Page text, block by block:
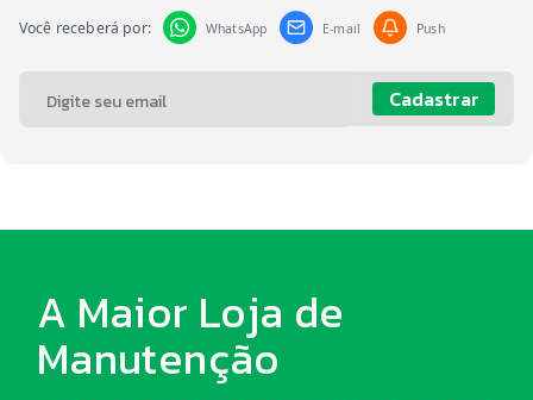
Você receberá por: WhatsApp E-mail Push
Cadastrar
A Maior Loja de
Manutenção